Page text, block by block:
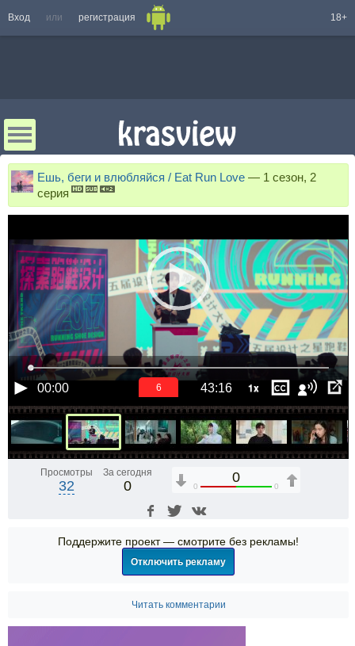
Вход или регистрация 18+
Ешь, беги и влюбляйся / Eat Run Love — 1 сезон, 2
серия
00:00 43:16 1x
6
Просмотры
32
За сегодня
0
0
0 0
Поддержите проект — смотрите без рекламы!
Отключить рекламу
Читать комментарии